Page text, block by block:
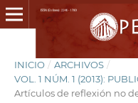
INICIO / ARCHIVOS /
VOL. 1 NÚM. 1 (2013):
Artículos de reflexión no